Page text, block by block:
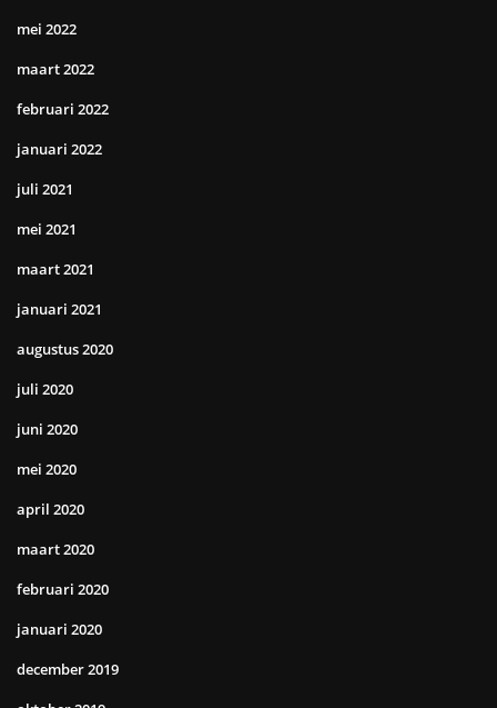
mei 2022
maart 2022
februari 2022
januari 2022
juli 2021
mei 2021
maart 2021
januari 2021
augustus 2020
juli 2020
juni 2020
mei 2020
april 2020
maart 2020
februari 2020
januari 2020
december 2019